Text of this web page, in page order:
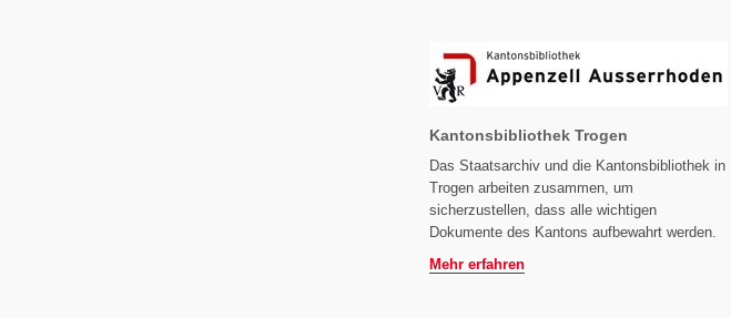
Kantonsbibliothek Trogen
Das Staatsarchiv und die Kantonsbibliothek in
Trogen arbeiten zusammen, um
sicherzustellen, dass alle wichtigen
Dokumente des Kantons aufbewahrt werden.
Mehr erfahren